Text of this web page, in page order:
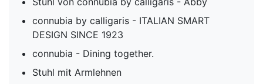
connubia by calligaris - ITALIAN SMART
DESIGN SINCE 1923
connubia - Dining together.
Stuhl mit Armlehnen